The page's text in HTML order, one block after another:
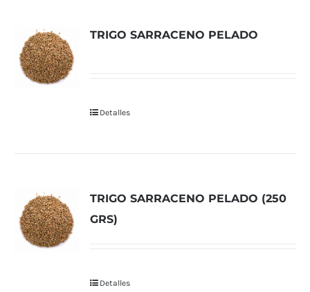
TRIGO SARRACENO PELADO
Detalles
TRIGO SARRACENO PELADO (250
GRS)
Detalles